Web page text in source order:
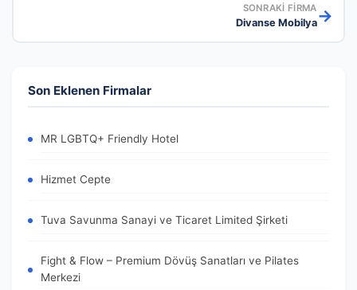
SONRAKI FIRMA
Divanse Mobilya→
Son Eklenen Firmalar
MR LGBTQ+ Friendly Hotel
Hizmet Cepte
Tuva Savunma Sanayi ve Ticaret Limited Şirketi
Fight & Flow – Premium Dövüş Sanatları ve Pilates
Merkezi